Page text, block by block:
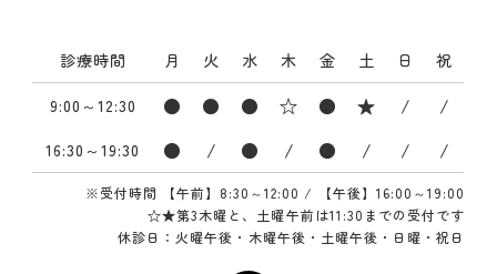
診療時間 月 火 水 木 金 土 日 祝
9:00～12:30 ● ● ● ☆ ● ★ / /
16:30～19:30 ● / ● / ● / / /
※受付時間 【午前】8:30～12:00 / 【午後】16:00～19:00
☆★第3木曜と、土曜午前は11:30までの受付です
休診日：火曜午後・木曜午後・土曜午後・日曜・祝日